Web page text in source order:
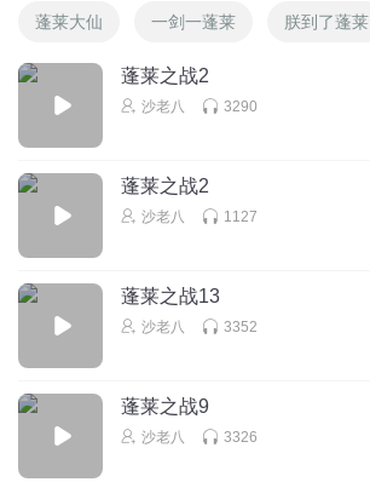
蓬莱大仙 一剑一蓬莱 朕到了蓬莱
蓬莱之战2
沙老八 3290
蓬莱之战2
沙老八 1127
蓬莱之战13
沙老八 3352
蓬莱之战9
沙老八 3326